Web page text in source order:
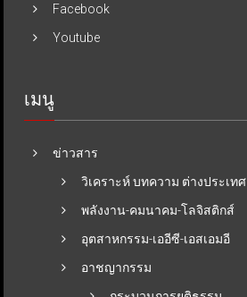
Facebook
Youtube
เมนู
ข่าวสาร
วิเคราะห์ บทความ ต่างประเทศ
พลังงาน-คมนาคม-โลจิสติกส์
อุตสาหกรรม-เออีซี-เอสเอมอี
อาชญากรรม